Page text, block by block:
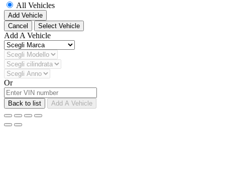
All Vehicles
Add Vehicle
Cancel
Select Vehicle
Add A Vehicle
Or
Back to list Add A Vehicle